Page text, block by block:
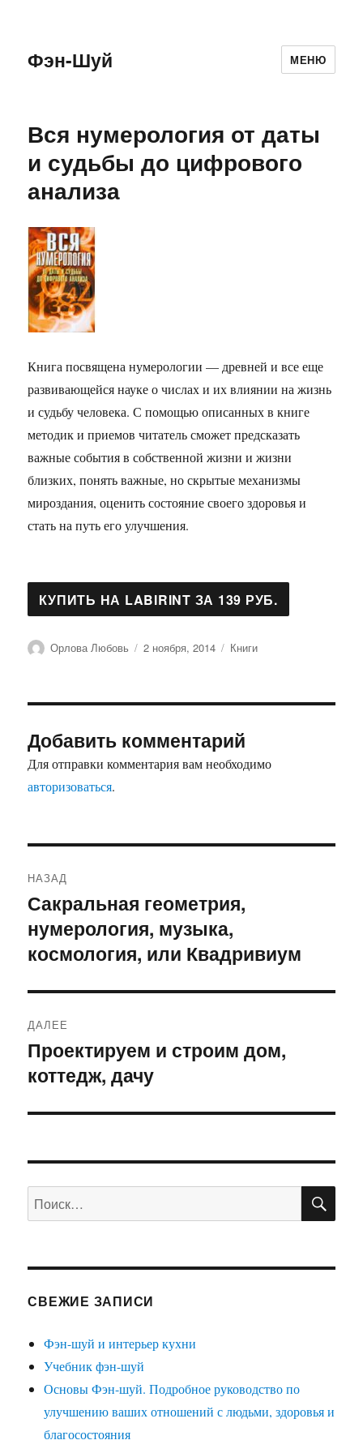
Фэн-Шуй МЕНЮ
Вся нумерология от даты
и судьбы до цифрового
анализа
Книга посвящена нумерологии — древней и все еще
развивающейся науке о числах и их влиянии на жизнь
и судьбу человека. С помощью описанных в книге
методик и приемов читатель сможет предсказать
важные события в собственной жизни и жизни
близких, понять важные, но скрытые механизмы
мироздания, оценить состояние своего здоровья и
стать на путь его улучшения.
Автор
Орлова Любовь Опубликовано
2 ноября, 2014 Рубрики
Книги
Добавить комментарий
Для отправки комментария вам необходимо
авторизоваться.
по
записям
НАЗАД
Предыдущая
запись:
Сакральная геометрия,
нумерология, музыка,
космология, или Квадривиум
ДАЛЕЕ
Следующая
запись:
Проектируем и строим дом,
коттедж, дачу
Искать:
СВЕЖИЕ ЗАПИСИ
Фэн-шуй и интерьер кухни
Учебник фэн-шуй
Основы Фэн-шуй. Подробное руководство по
улучшению ваших отношений с людьми, здоровья и
благосостояния